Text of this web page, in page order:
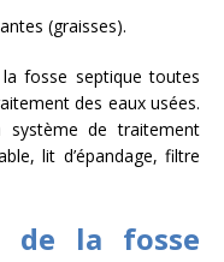
(graisses).
fosse septique toutes
des eaux usées.
système de traitement
lit d’épandage, filtre
de la fosse